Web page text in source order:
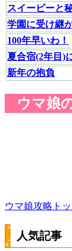
スイーピーと
学園に受け継
100年早いわ！
夏合宿(2年目)
新年の抱負
ウマ娘
ウマ娘攻略ト
人気記事